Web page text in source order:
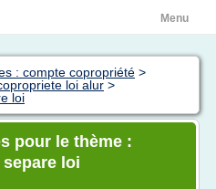
Menu
: compte copropriété >
loi alur >
loi
pour le thème :
loi